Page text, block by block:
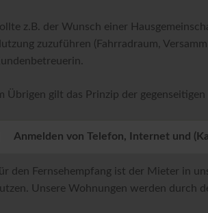
z.B. der Wunsch einer
zuzuführen (Fahrradraum,
Übrigen gilt das Prinzip der
Anmelden von Telefon, Internet und
den Fernsehempfang ist der Mieter in
Unsere Wohnungen werden durch